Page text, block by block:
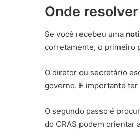
Onde
Se você recebeu uma
corretamente, o primeiro
O diretor ou secretário
governo. É importante
O segundo passo é
do CRAS podem orientar